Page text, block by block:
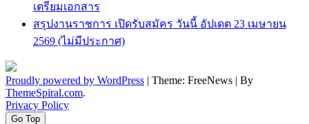
เตรียมเอกสาร
สรุปงานราชการ เปิดรับสมัคร วันนี้ อัปเดต 23 เมษายน
2569 (ไม่มีประกาศ)
Proudly powered by WordPress | Theme: FreeNews | By
ThemeSpiral.com.
Privacy Policy
Go Top